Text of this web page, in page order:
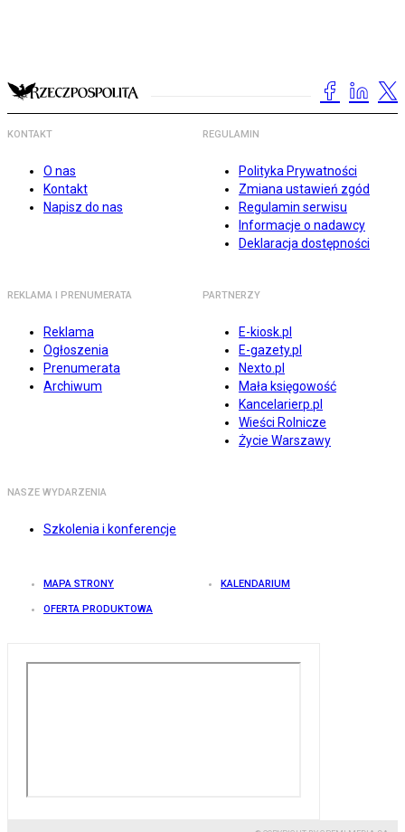
KONTAKT
O nas
Kontakt
Napisz do nas
REGULAMIN
Polityka Prywatności
Zmiana ustawień zgód
Regulamin serwisu
Informacje o nadawcy
Deklaracja dostępności
REKLAMA I PRENUMERATA
Reklama
Ogłoszenia
Prenumerata
Archiwum
PARTNERZY
E-kiosk.pl
E-gazety.pl
Nexto.pl
Mała księgowość
Kancelarierp.pl
Wieści Rolnicze
Życie Warszawy
NASZE WYDARZENIA
Szkolenia i konferencje
MAPA STRONY KALENDARIUM
OFERTA PRODUKTOWA